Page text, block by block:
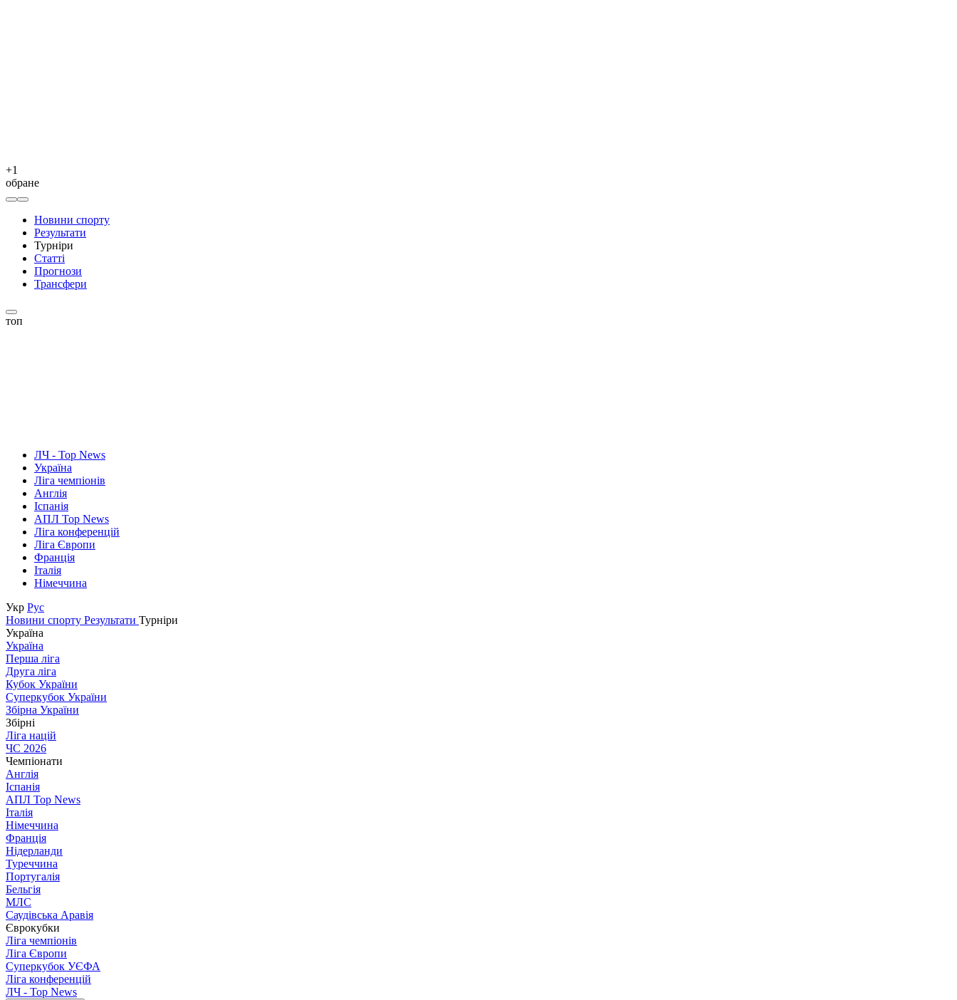
+1
обране
Новини спорту
Результати
Турніри
Статті
Прогнози
Трансфери
топ
ЛЧ - Top News
Україна
Ліга чемпіонів
Англія
Іспанія
АПЛ Top News
Ліга конференцій
Ліга Європи
Франція
Італія
Німеччина
Укр Рус
Новини спорту Результати Турніри
Україна
Україна
Перша ліга
Друга ліга
Кубок України
Суперкубок України
Збірна України
Збірні
Ліга націй
ЧС 2026
Чемпіонати
Англія
Іспанія
АПЛ Top News
Італія
Німеччина
Франція
Нідерланди
Туреччина
Португалія
Бельгія
МЛС
Саудівська Аравія
Єврокубки
Ліга чемпіонів
Ліга Європи
Суперкубок УЄФА
Ліга конференцій
ЛЧ - Top News